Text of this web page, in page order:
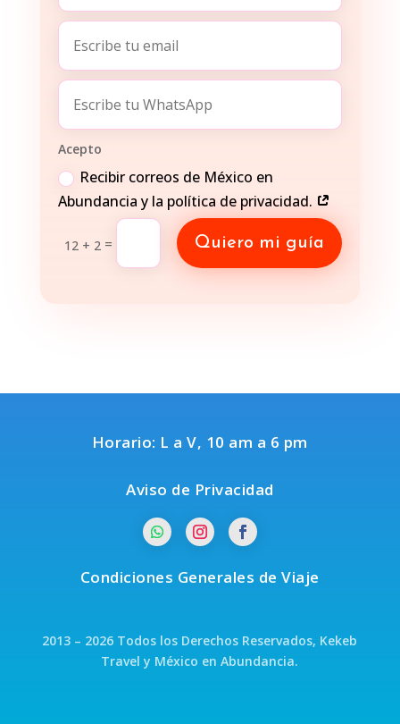
Acepto
Recibir correos de México en
Abundancia y la política de privacidad.
12 + 2 = Quiero mi guía
Horario: L a V, 10 am a 6 pm
Aviso de Privacidad
Condiciones Generales de Viaje
2013 – 2026 Todos los Derechos Reservados, Kekeb
Travel y México en Abundancia.